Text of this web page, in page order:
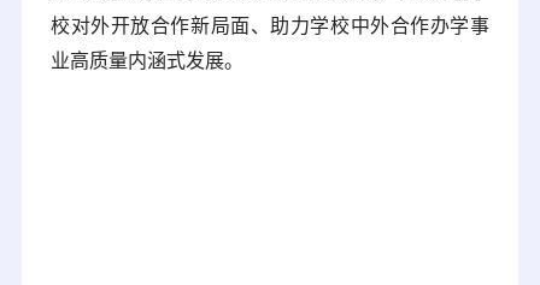
校对外开放合作新局面、助力学校中外合作办学事
业高质量内涵式发展。